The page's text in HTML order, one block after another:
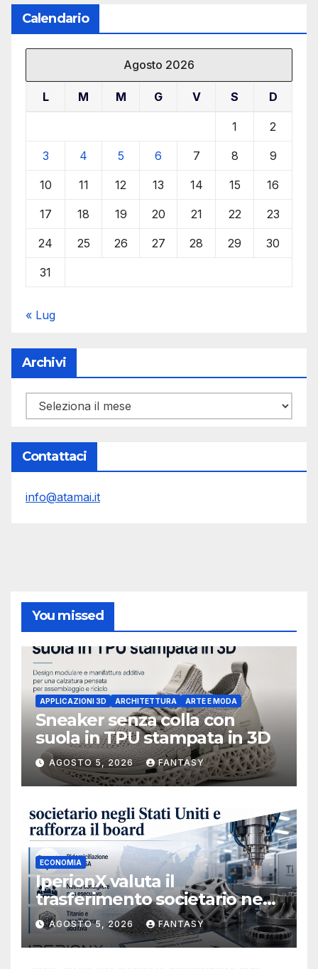
Calendario
Agosto 2026
L M M G V S D
1 2
3 4 5 6 7 8 9
10 11 12 13 14 15 16
17 18 19 20 21 22 23
24 25 26 27 28 29 30
31
« Lug
Archivi
Archivi
Contattaci
info@atamai.it
You missed
APPLICAZIONI 3D ARCHITETTURA ARTE E MODA
Sneaker senza colla con
suola in TPU stampata in 3D
AGOSTO 5, 2026 FANTASY
ECONOMIA
IperionX valuta il
trasferimento societario negli
Stati Uniti e rafforza il board,
ha nominato Michael J.
Loparco amministratore
AGOSTO 5, 2026 FANTASY